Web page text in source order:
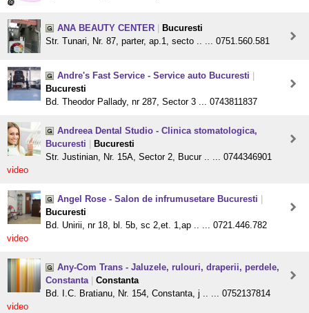
ANA BEAUTY CENTER
Bucuresti
Str. Tunari, Nr. 87, parter, ap.1, secto .. ... 0751.560.581
Andre's Fast Service - Service auto Bucuresti
Bucuresti
Bd. Theodor Pallady, nr 287, Sector 3 ... 0743811837
Andreea Dental Studio - Clinica stomatologica,
Bucuresti
Bucuresti
Str. Justinian, Nr. 15A, Sector 2, Bucur .. ... 0744346901
video
Angel Rose - Salon de infrumusetare Bucuresti
Bucuresti
Bd. Unirii, nr 18, bl. 5b, sc 2,et. 1,ap .. ... 0721.446.782
video
Any-Com Trans - Jaluzele, rulouri, draperii, perdele,
Constanta
Constanta
Bd. I.C. Bratianu, Nr. 154, Constanta, j .. ... 0752137814
video